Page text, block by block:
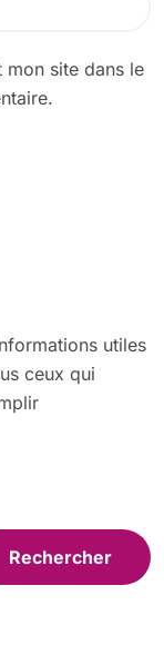
mon site dans le
utiles
ceux qui